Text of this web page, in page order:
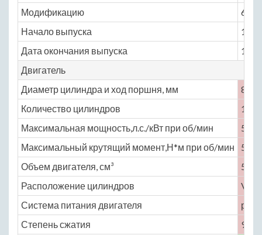
Модификацию
6.0
Начало выпуска
1991
Дата окончания выпуска
1995
Двигатель
Диаметр цилиндра и ход поршня, мм
86 ×
Количество цилиндров
16
Максимальная мощность,л.с./кВт при об/мин
520
Максимальный крутящий момент,Н*м при об/мин
540
Объем двигателя, см³
5995
Расположение цилиндров
V-
Система питания двигателя
Степень сжатия
9.5